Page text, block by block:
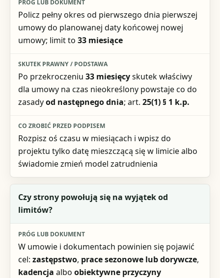
Policz pełny okres od pierwszego dnia pierwszej
umowy do planowanej daty końcowej nowej
umowy; limit to 33 miesiące
Po przekroczeniu 33 miesięcyskutek właściwy
dla umowy na czas nieokreślony powstaje co do
zasadyod następnego dnia; art. 25(1) § 1 k.p.
Rozpisz oś czasu w miesiącach i wpisz do
projektu tylko datę mieszczącą się w limicie albo
świadomie zmień model zatrudnienia
Czy strony powołują się na wyjątek od
limitów?
W umowie i dokumentach powinien się pojawić
cel: zastępstwo, prace sezonowe lub dorywcze,
kadencja albo obiektywne przyczyny